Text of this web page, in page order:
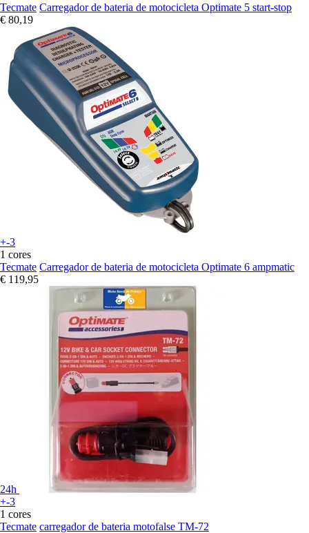
Tecmate Carregador de bateria de motocicleta Optimate 5 start-stop
€ 80,19
+-3
1 cores
Tecmate Carregador de bateria de motocicleta Optimate 6 ampmatic
€ 119,95
24h
+-3
1 cores
Tecmate carregador de bateria motofalse TM-72